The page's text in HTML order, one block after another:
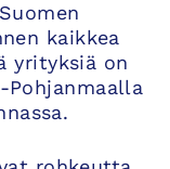
kaikkea
yrityksiä on